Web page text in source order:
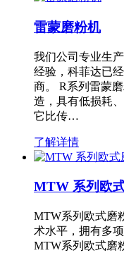
雷蒙磨粉机
我们公司专业生
经验，科菲达已
商。 R系列雷蒙
造，具有低损耗
它比传…
了解详情
MTW 系列欧
MTW系列欧式磨
术水平，拥有多
MTW系列欧式磨